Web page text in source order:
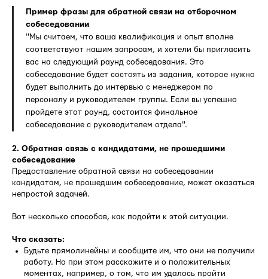
Пример фразы для обратной связи на отборочном
собеседовании
"Мы считаем, что ваша квалификация и опыт вполне
соответствуют нашим запросам, и хотели бы пригласить
вас на следующий раунд собеседования. Это
собеседование будет состоять из задания, которое нужно
будет выполнить до интервью с менеджером по
персоналу и руководителем группы. Если вы успешно
пройдете этот раунд, состоится финальное
собеседование с руководителем отдела".
2. Обратная связь с кандидатами, не прошедшими
собеседование
Предоставление обратной связи на собеседовании
кандидатам, не прошедшим собеседование, может оказаться
непростой задачей.
Вот несколько способов, как подойти к этой ситуации.
Что сказать:
Будьте прямолинейны и сообщите им, что они не получили
работу. Но при этом расскажите и о положительных
моментах, например, о том, что им удалось пройти